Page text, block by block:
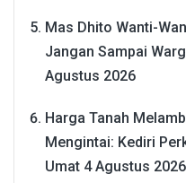
Mas Dhito Wanti-
Jangan Sampai
Agustus 2026
Harga Tanah
Mengintai: Kediri
Umat 4 Agustus 2026